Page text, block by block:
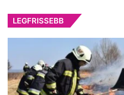
LEGFRISSEBB